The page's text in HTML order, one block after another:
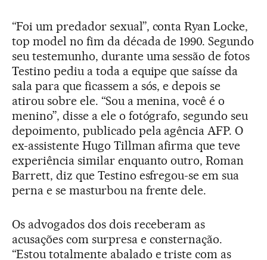
“Foi um predador sexual”, conta Ryan Locke,
top model no fim da década de 1990. Segundo
seu testemunho, durante uma sessão de fotos
Testino pediu a toda a equipe que saísse da
sala para que ficassem a sós, e depois se
atirou sobre ele. “Sou a menina, você é o
menino”, disse a ele o fotógrafo, segundo seu
depoimento, publicado pela agência AFP. O
ex-assistente Hugo Tillman afirma que teve
experiência similar enquanto outro, Roman
Barrett, diz que Testino esfregou-se em sua
perna e se masturbou na frente dele.
Os advogados dos dois receberam as
acusações com surpresa e consternação.
“Estou totalmente abalado e triste com as